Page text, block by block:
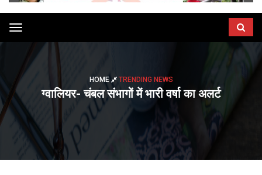
Toggle
navigation
HOME TRENDING NEWS
ग्वालियर- चंबल संभागों में भारी वर्षा का अलर्ट